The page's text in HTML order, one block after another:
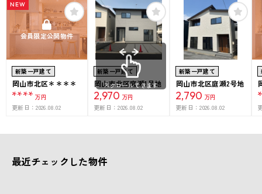
会員限定公開物件
NEW
新築一戸建て
岡山市北区＊＊＊＊
**** 万円
更新日：2026.08.02
新築一戸建て
岡山市北区庭瀬1号地
2,970 万円
更新日：2026.08.02
新築一戸建て
岡山市北区庭瀬2号地
2,790 万円
更新日：2026.08.02
スクロールできます
最近チェックした物件